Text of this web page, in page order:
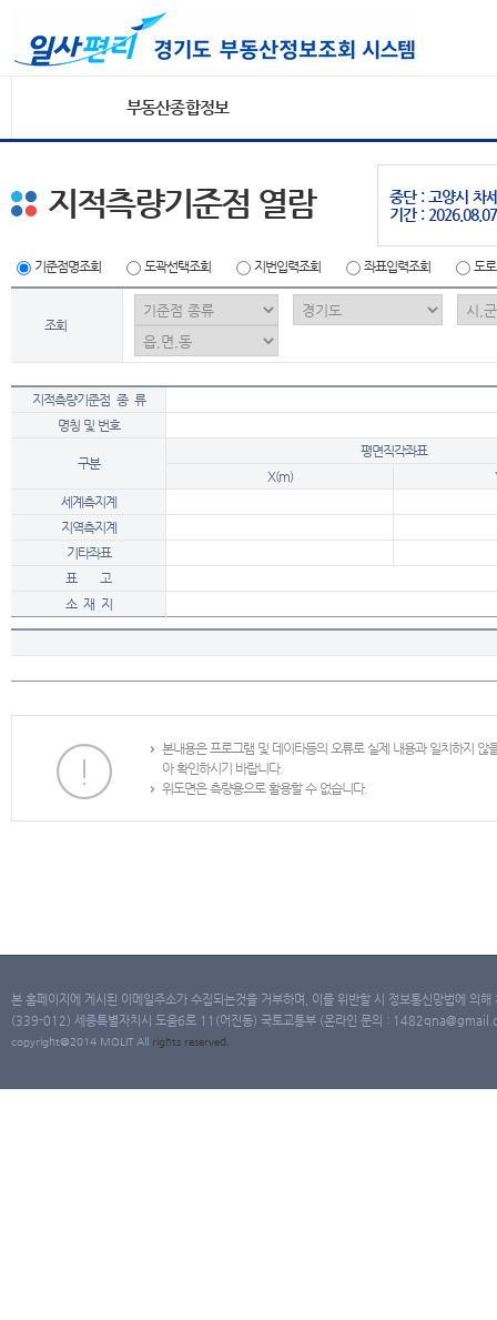
부동산종합정보
중단 : 고양시 차
기간 :
지적측량기준점 열람
기준점명조회 도곽선택조회 지번입력조회 좌표입력조회 도
조회
지적측량기준점 종 류
명칭 및 번호
구분
평면직각좌표
X(m)
세계측지계
지역측지계
기타좌표
표 고
소 재 지
본내용은 프로그램 및 데이타등의 오류로 실제 내용과 일치하지
아 확인하시기 바랍니다.
위도면은 측량용으로 활용할 수 없습니다.
본 홈페이지에 게시된 이메일주소가 수집되는것을 거부하며, 이를 위반할 시 정보통신망법에 의
(339-012) 세종특별자치시 도움6로 11(어진동) 국토교통부 (온라인 문의 :
copyright@2014 MOLIT All rights reserved.